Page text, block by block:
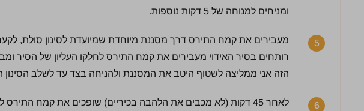
ומניחים למנוחה של 5 דקות נוספות.
5
מעבירים את קמח התירס דרך מסננת מיוחדת שמיועדת לסינון סולת,
הזה אני ממליצה לשטוף היטב את המסננת ולהניחה בצד עד לשלב הסינון
6
לאחר 45 דקות (לא מכבים את הלהבה בכיריים) שופכים את קמח